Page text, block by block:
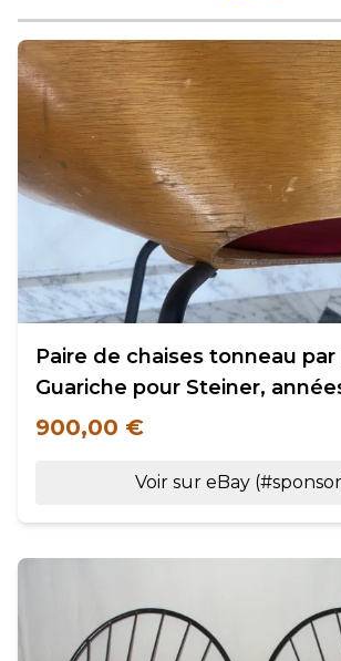
Paire de chaises tonneau par
Guariche pour Steiner,
900,00 €
Voir sur eBay